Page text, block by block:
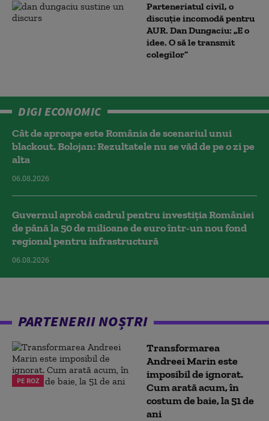
Parteneriatul civil, o
discuție incomodă pentru
AUR. Dan Dungaciu: „E o
idee. O să le transmit
colegilor”
DIGI ECONOMIC
Cât de aproape este România de scenariul unui
blackout. Bolojan: Rezultatele nu se văd de pe o zi pe
alta
06.08.2026
Guvernul aprobă cadrul pentru investiția României
de până la 50 de milioane de euro într-un nou fond
regional pentru infrastructură
06.08.2026
PARTENERII NOȘTRI
PE ROZ
Transformarea
Andreei Marin este
imposibil de ignorat.
Cum arată acum, în
costum de baie, la 51 de
ani